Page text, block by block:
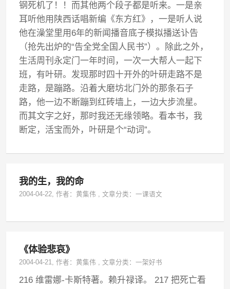
钢死机了！！而其他两个段子都是听来。一是亲
耳听他用陕西话唱新编《东方红》，一是听人说
他在澡堂里用6年的新闻播音底子模拟播送讣告
（抢先出炉的“告全党全国人民书”）。除此之外，
生活周刊永定门一年时间，一次一大帮人一起下
班，有叶研。发现那时四十开外的叶研走路不是
走路，是蹦路。沿着大磨坊北门外的那条石子
路，他一边不断蹦到红砖墙上，一边大步流星。
而其文字之好，那时我还无缘领略。看本书，我
断定，活宝而外，叶研是个“动词”。
我的生，我的命
2004-04-22, 作者：黄集伟 ,文章分类：一课语文
《体验悲哀》
2004-04-21, 作者：黄集伟 ,文章分类：一架好书
216 维雷娜-卡斯特著。赖升禄译。 217 把死亡看